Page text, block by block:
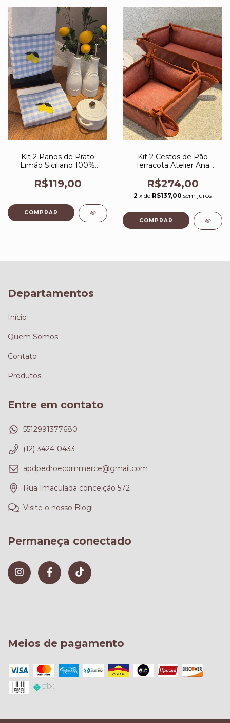
Kit 2 Panos de Prato
Limão Siciliano 100%
Design
R$119,00
Kit 2 Cestos de Pão
Terracota Atelier Ana
R$274,00
2 x de R$137,00 sem juros
Departamentos
Início
Quem Somos
Contato
Produtos
Entre em contato
5512991377680
(12) 3424-0433
apdpedroecommerce@gmail.com
Rua Imaculada conceição 572
Visite o nosso Blog!
Permaneça conectado
Meios de pagamento